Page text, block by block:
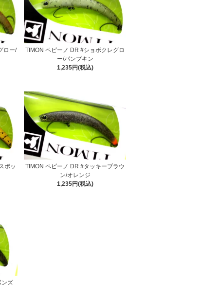
ロー/
TIMON ペピーノ DR #ショボクレグロ
ー/パンプキン
1,235円(税込)
ポッ
TIMON ペピーノ DR #タッキーブラウ
ン/オレンジ
1,235円(税込)
ンズ